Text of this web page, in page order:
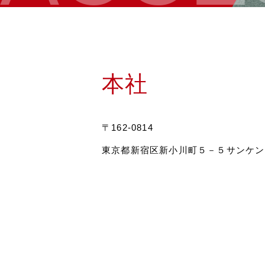
本社
〒162-0814
東京都新宿区新小川町５－５サンケ